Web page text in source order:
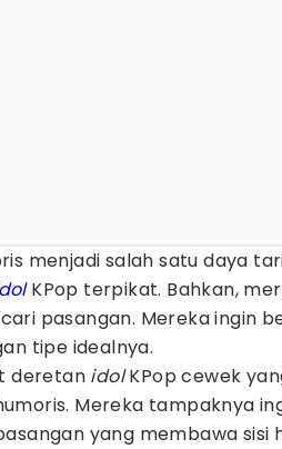
menjadi salah satu daya
KPop terpikat. Bahkan,
pasangan. Mereka ingin
tipe idealnya.
deretan idolKPop cewek
Mereka tampaknya
yang membawa sisi